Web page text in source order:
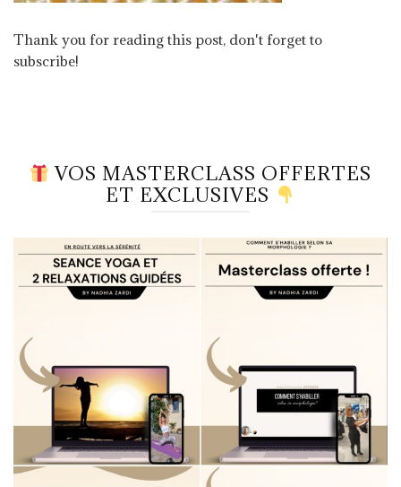
Thank you for reading this post, don't forget to
subscribe!
VOS MASTERCLASS OFFERTES
ET EXCLUSIVES